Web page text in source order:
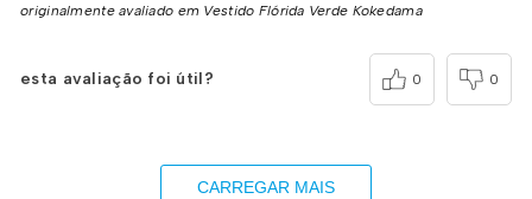
originalmente avaliado em Vestido Flórida Verde Kokedama
esta avaliação foi útil? 0 0
CARREGAR MAIS